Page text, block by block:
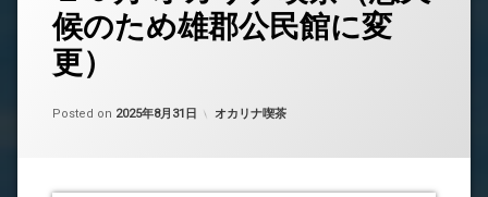
候のため雄郡公民館に変
更）
Posted on 2025年8月31日
Updated on2025年10月24日
by 中島 昇平
カテゴリー:
オカリナ喫茶